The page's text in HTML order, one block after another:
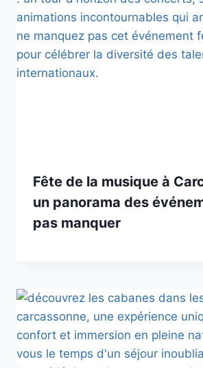
Fête de la musique à
un panorama des
pas manquer